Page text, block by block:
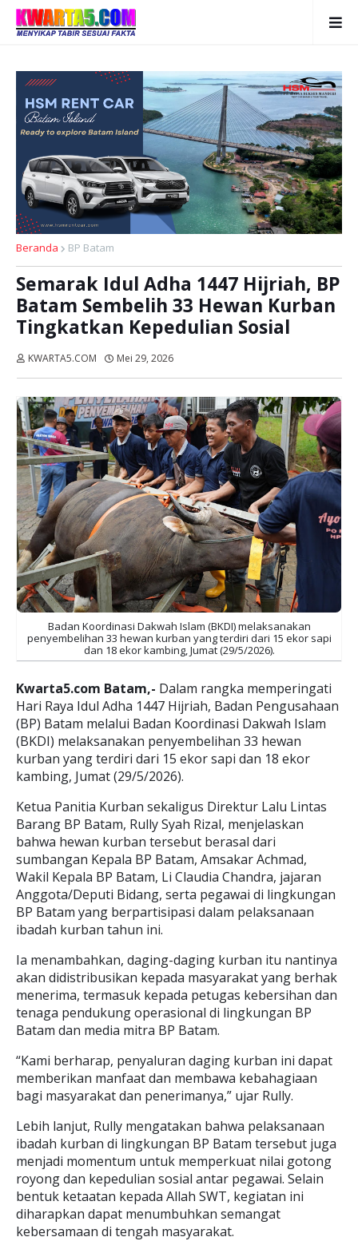
Beranda BP Batam
Semarak Idul Adha 1447 Hijriah, BP
Batam Sembelih 33 Hewan Kurban
Tingkatkan Kepedulian Sosial
KWARTA5.COM Mei 29, 2026
Badan Koordinasi Dakwah Islam (BKDI) melaksanakan
penyembelihan 33 hewan kurban yang terdiri dari 15 ekor sapi
dan 18 ekor kambing, Jumat (29/5/2026).
Kwarta5.com Batam,- Dalam rangka memperingati
Hari Raya Idul Adha 1447 Hijriah, Badan Pengusahaan
(BP) Batam melalui Badan Koordinasi Dakwah Islam
(BKDI) melaksanakan penyembelihan 33 hewan
kurban yang terdiri dari 15 ekor sapi dan 18 ekor
kambing, Jumat (29/5/2026).
Ketua Panitia Kurban sekaligus Direktur Lalu Lintas
Barang BP Batam, Rully Syah Rizal, menjelaskan
bahwa hewan kurban tersebut berasal dari
sumbangan Kepala BP Batam, Amsakar Achmad,
Wakil Kepala BP Batam, Li Claudia Chandra, jajaran
Anggota/Deputi Bidang, serta pegawai di lingkungan
BP Batam yang berpartisipasi dalam pelaksanaan
ibadah kurban tahun ini.
Ia menambahkan, daging-daging kurban itu nantinya
akan didistribusikan kepada masyarakat yang berhak
menerima, termasuk kepada petugas kebersihan dan
tenaga pendukung operasional di lingkungan BP
Batam dan media mitra BP Batam.
“Kami berharap, penyaluran daging kurban ini dapat
memberikan manfaat dan membawa kebahagiaan
bagi masyarakat dan penerimanya,” ujar Rully.
Lebih lanjut, Rully mengatakan bahwa pelaksanaan
ibadah kurban di lingkungan BP Batam tersebut juga
menjadi momentum untuk memperkuat nilai gotong
royong dan kepedulian sosial antar pegawai. Selain
bentuk ketaatan kepada Allah SWT, kegiatan ini
diharapkan dapat menumbuhkan semangat
kebersamaan di tengah masyarakat.